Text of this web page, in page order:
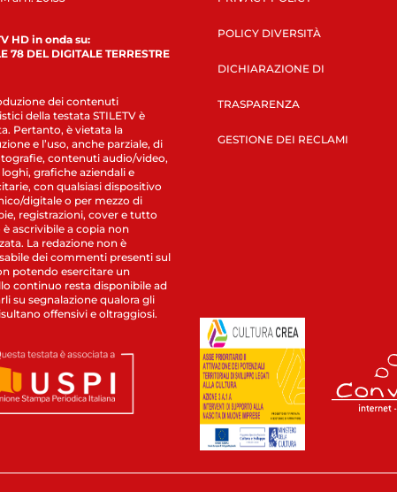
HD in onda su:
78 DEL DIGITALE TERRESTRE
dei contenuti
della testata STILETV è
Pertanto, è vietata la
e l’uso, anche parziale, di
contenuti audio/video,
grafiche aziendali e
con qualsiasi dispositivo
digitale o per mezzo di
registrazioni, cover e tutto
ascrivibile a copia non
La redazione non è
dei commenti presenti sul
potendo esercitare un
continuo resta disponibile ad
su segnalazione qualora gli
offensivi e oltraggiosi.
POLICY DIVERSITÀ
DICHIARAZIONE DI
TRASPARENZA
GESTIONE DEI RECLAMI